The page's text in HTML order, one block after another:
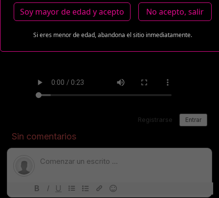
Soy mayor de edad y acepto No acepto, salir
Si eres menor de edad, abandona el sitio inmediatamente.